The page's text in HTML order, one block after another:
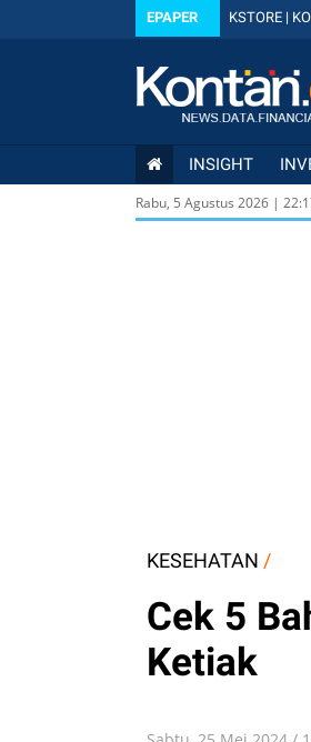
EPAPER KSTORE |
INSIGHT
Rabu, 5 Agustus 2026 | 22:
KESEHATAN /
Cek 5
Ketiak